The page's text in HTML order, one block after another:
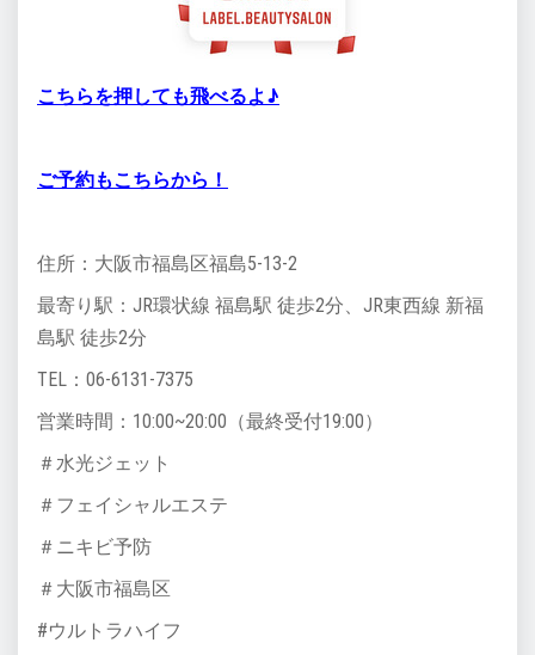
こちらを押しても飛べるよ♪
ご予約もこちらから！
住所：大阪市福島区福島5-13-2
最寄り駅：JR環状線 福島駅 徒歩2分、JR東西線 新福
島駅 徒歩2分
TEL：06-6131-7375
営業時間：10:00~20:00（最終受付19:00）
＃水光ジェット
＃フェイシャルエステ
＃ニキビ予防
＃大阪市福島区
#ウルトラハイフ